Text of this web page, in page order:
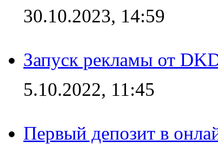
30.10.2023, 14:59
Запуск рекламы от
5.10.2022, 11:45
Первый депозит в